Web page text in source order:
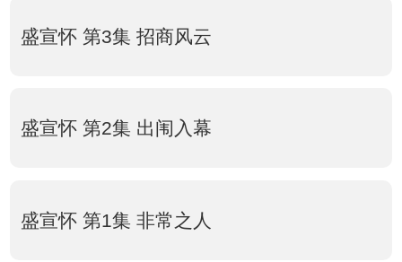
盛宣怀 第3集 招商风云
盛宣怀 第2集 出闱入幕
盛宣怀 第1集 非常之人